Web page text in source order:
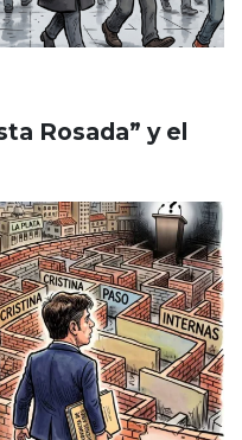
Rosada” y el